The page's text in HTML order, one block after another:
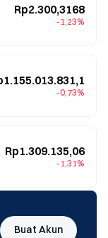
Rp2.300,3168
-1,23%
-0,73%
Rp1.309.135,06
-1,31%
Buat Akun